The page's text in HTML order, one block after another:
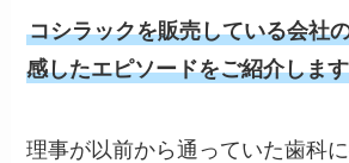
コシラックを販売している会社
感したエピソードをご紹介しま
理事が以前から通っていた歯科に